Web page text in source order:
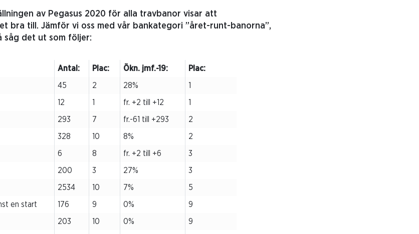
av Pegasus 2020 för alla travbanor visar att
bra till. Jämför vi oss med vår bankategori ”året-runt-banorna”,
såg det ut som följer:
Antal: Plac: Ökn. jmf.-19: Plac:
45 2 28% 1
12 1 fr. +2 till +12 1
293 7 fr.-61 till +293 2
328 10 8% 2
6 8 fr. +2 till +6 3
200 3 27% 3
2534 10 7% 5
en start 176 9 0% 9
203 10 0% 9